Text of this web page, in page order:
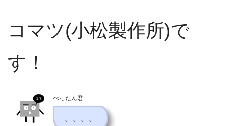
コマツ(小松製作所)で
す！
ぺったん君
。。。。